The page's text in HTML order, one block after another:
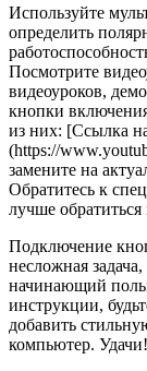
Используйте
определить
Посмотрите
видеоуроков,
кнопки
из них: [Ссылка
(https://
замените на
Обратитесь к
лучше обратиться
Подключение
несложная
начинающий
инструкции,
добавить
компьютер. Удачи!